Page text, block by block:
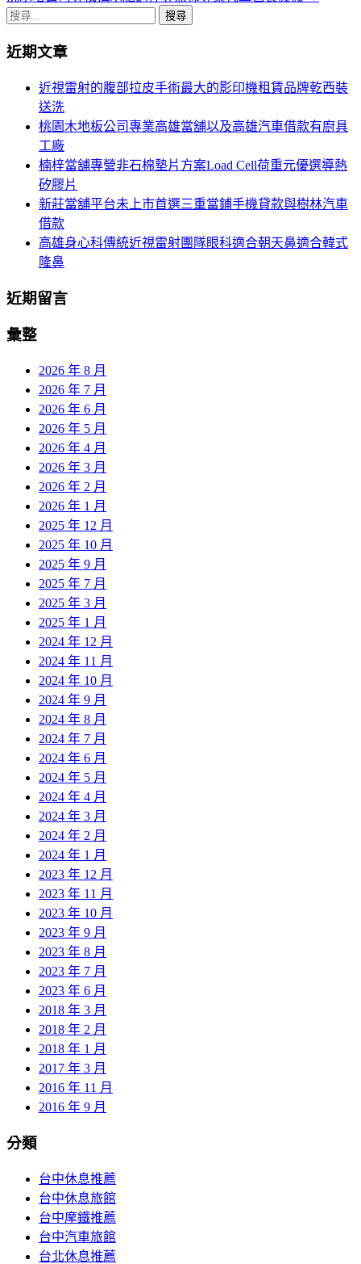
章
航
搜
關
近期文章
近視雷射的腹部拉皮手術最大的影印機租賃品牌乾西裝
送洗
桃園木地板公司專業高雄當舖以及高雄汽車借款有廚具
工廠
楠梓當舖專營非石棉墊片方案Load Cell荷重元優選導熱
矽膠片
新莊當舖平台未上市首選三重當鋪手機貸款與樹林汽車
借款
高雄身心科傳統近視雷射團隊眼科適合朝天鼻適合韓式
隆鼻
近期留言
彙整
2026 年 8 月
2026 年 7 月
2026 年 6 月
2026 年 5 月
2026 年 4 月
2026 年 3 月
2026 年 2 月
2026 年 1 月
2025 年 12 月
2025 年 10 月
2025 年 9 月
2025 年 7 月
2025 年 3 月
2025 年 1 月
2024 年 12 月
2024 年 11 月
2024 年 10 月
2024 年 9 月
2024 年 8 月
2024 年 7 月
2024 年 6 月
2024 年 5 月
2024 年 4 月
2024 年 3 月
2024 年 2 月
2024 年 1 月
2023 年 12 月
2023 年 11 月
2023 年 10 月
2023 年 9 月
2023 年 8 月
2023 年 7 月
2023 年 6 月
2018 年 3 月
2018 年 2 月
2018 年 1 月
2017 年 3 月
2016 年 11 月
2016 年 9 月
分類
台中休息推薦
台中休息旅館
台中摩鐵推薦
台中汽車旅館
台北休息推薦